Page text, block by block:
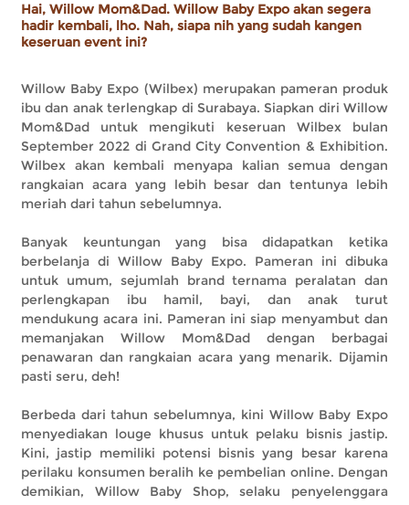
Hai, Willow Mom&Dad. Willow Baby Expo akan segera
hadir kembali, lho. Nah, siapa nih yang sudah kangen
keseruan event ini?
Willow Baby Expo (Wilbex) merupakan pameran produk
ibu dan anak terlengkap di Surabaya. Siapkan diri Willow
Mom&Dad untuk mengikuti keseruan Wilbex bulan
September 2022 di Grand City Convention & Exhibition.
Wilbex akan kembali menyapa kalian semua dengan
rangkaian acara yang lebih besar dan tentunya lebih
meriah dari tahun sebelumnya.
Banyak keuntungan yang bisa didapatkan ketika
berbelanja di Willow Baby Expo. Pameran ini dibuka
untuk umum, sejumlah brand ternama peralatan dan
perlengkapan ibu hamil, bayi, dan anak turut
mendukung acara ini. Pameran ini siap menyambut dan
memanjakan Willow Mom&Dad dengan berbagai
penawaran dan rangkaian acara yang menarik. Dijamin
pasti seru, deh!
Berbeda dari tahun sebelumnya, kini Willow Baby Expo
menyediakan louge khusus untuk pelaku bisnis jastip.
Kini, jastip memiliki potensi bisnis yang besar karena
perilaku konsumen beralih ke pembelian online. Dengan
demikian, Willow Baby Shop, selaku penyelenggara